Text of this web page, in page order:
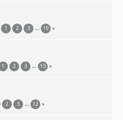
1 2 3 ... 19 »
1 2 3 ... 13 »
2 3 ... 12 »